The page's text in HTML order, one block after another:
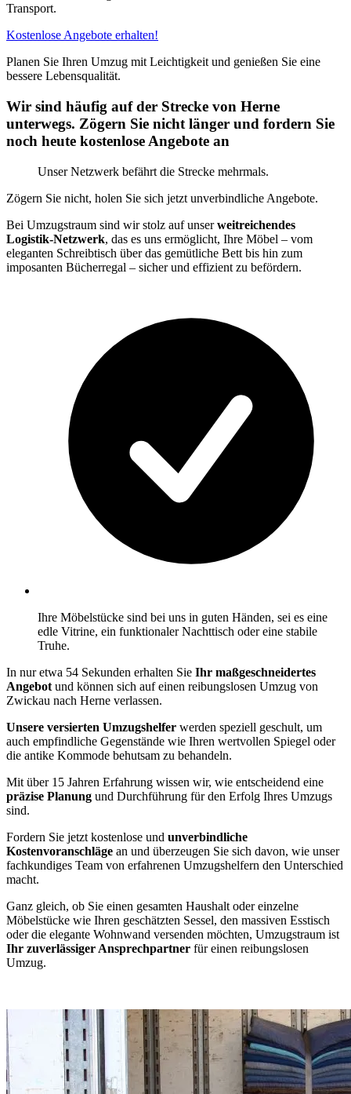
Transport.
Kostenlose Angebote erhalten!
Planen Sie Ihren Umzug mit Leichtigkeit und genießen Sie eine
bessere Lebensqualität.
Wir sind häufig auf der Strecke von Herne
unterwegs. Zögern Sie nicht länger und fordern Sie
noch heute kostenlose Angebote an
Unser Netzwerk befährt die Strecke mehrmals.
Zögern Sie nicht, holen Sie sich jetzt unverbindliche Angebote.
Bei Umzugstraum sind wir stolz auf unserweitreichendes
Logistik-Netzwerk, das es uns ermöglicht, Ihre Möbel – vom
eleganten Schreibtisch über das gemütliche Bett bis hin zum
imposanten Bücherregal – sicher und effizient zu befördern.
Ihre Möbelstücke sind bei uns in guten Händen, sei es eine
edle Vitrine, ein funktionaler Nachttisch oder eine stabile
Truhe.
In nur etwa 54 Sekunden erhalten Sie Ihr maßgeschneidertes
Angebot und können sich auf einen reibungslosen Umzug von
Zwickau nach Herne verlassen.
Unsere versierten Umzugshelfer werden speziell geschult, um
auch empfindliche Gegenstände wie Ihren wertvollen Spiegel oder
die antike Kommode behutsam zu behandeln.
Mit über 15 Jahren Erfahrung wissen wir, wie entscheidend eine
präzise Planung und Durchführung für den Erfolg Ihres Umzugs
sind.
Fordern Sie jetzt kostenlose und unverbindliche
Kostenvoranschläge an und überzeugen Sie sich davon, wie unser
fachkundiges Team von erfahrenen Umzugshelfern den Unterschied
macht.
Ganz gleich, ob Sie einen gesamten Haushalt oder einzelne
Möbelstücke wie Ihren geschätzten Sessel, den massiven Esstisch
oder die elegante Wohnwand versenden möchten, Umzugstraum ist
Ihr zuverlässiger Ansprechpartner für einen reibungslosen
Umzug.